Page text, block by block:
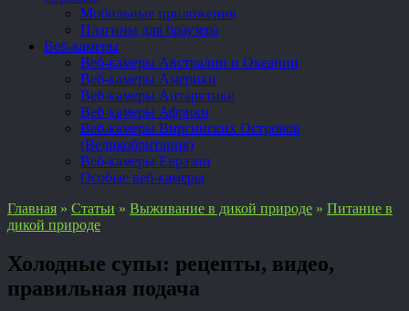
Мобильные приложения
Плагины для браузера
Веб-камеры
Веб-камеры Австралии и Океании
Веб-камеры Америки
Веб-камеры Антарктики
Веб-камеры Африки
Веб-камеры Виргинских Островов
(Великобритания)
Веб-камеры Евразии
Особые веб-камеры
Главная » Статьи » Выживание в дикой природе » Питание в
дикой природе
Холодные супы: рецепты, видео,
правильная подача